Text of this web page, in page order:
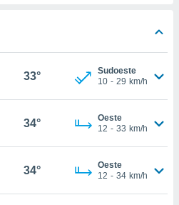
33°
Sudoeste
10 - 29 km/h
34°
Oeste
12 - 33 km/h
34°
Oeste
12 - 34 km/h